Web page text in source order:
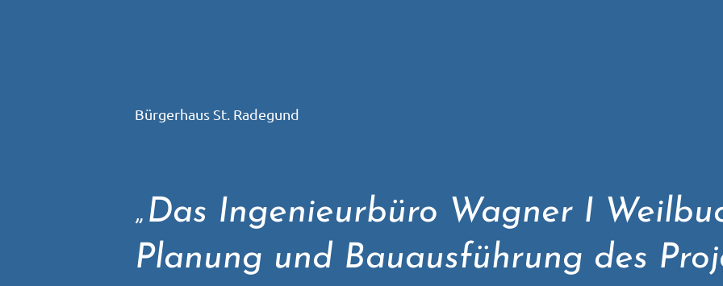
Bürgerhaus St. Radegund
„Das Ingenieurbüro Wagner I
Planung und Bauausführung des